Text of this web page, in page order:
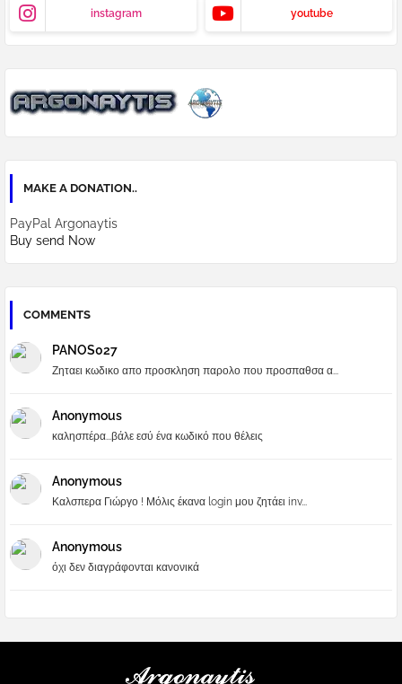
instagram youtube
MAKE A DONATION..
PayPal Argonaytis
Buy send Now
COMMENTS
PANOS027
Ζηταει κωδικο απο προσκληση παρολο που προσπαθσα α...
Anonymous
καλησπέρα...βάλε εσύ ένα κωδικό που θέλεις
Anonymous
Καλσπερα Γιώργο ! Μόλις έκανα login μου ζητάει inv...
Anonymous
όχι δεν διαγράφονται κανονικά